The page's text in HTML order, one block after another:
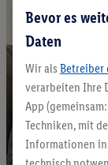
Bevor es
Daten
Wir als Betreiber
verarbeiten Ihre
App
Techniken, mit
Informationen in